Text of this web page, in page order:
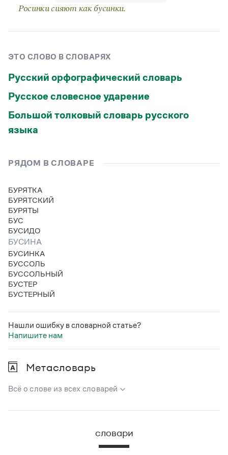
Статьи
Учебник Грамоты
Интерактивные упражнения: от простого к сложному
Скороговорки
Издательство
Словари
Научпоп
Учебники и справочники
Все книги
Росинки сияют как бусинки.
ЭТО СЛОВО В СЛОВАРЯХ
Русский орфографический словарь
Русское словесное ударение
Большой толковый словарь русского
языка
РЯДОМ В СЛОВАРЕ
БУРЯТКА
БУРЯТСКИЙ
БУРЯТЫ
БУС
БУСИДО
БУСИНА
БУСИНКА
БУССОЛЬ
БУССОЛЬНЫЙ
БУСТЕР
БУСТЕРНЫЙ
Нашли ошибку в словарной статье?
Напишите нам
Метасловарь
Всё о слове из всех словарей
В метасловаре Грамоты в удобном виде собрана вся
Русский орфографический словарь
словари